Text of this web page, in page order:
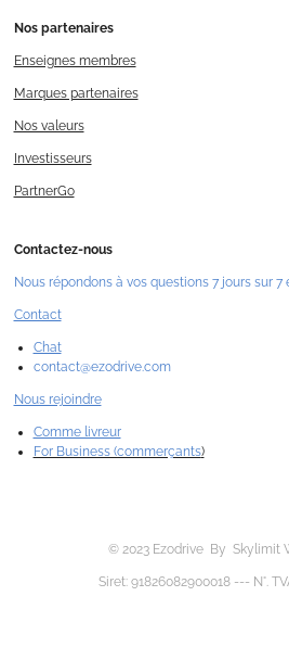
Nos partenaires
Enseignes membres
Marques partenaires
Nos valeurs
Investisseurs
PartnerGo
Contactez-nous
Nous répondons à vos questions 7 jours sur 7
Contact
Chat
contact@ezodrive.com
Nous rejoindre
Comme livreur
For Business (commerçants)
© 2023 Ezodrive By
Siret: 91826082900018 --- N°.